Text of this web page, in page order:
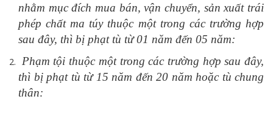
nhằm mục đích mua bán, vận chuyển, sản xuất trái
phép chất ma túy thuộc một trong các trường hợp
sau đây, thì bị phạt tù từ 01 năm đến 05 năm:
Phạm tội thuộc một trong các trường hợp sau đây,
thì bị phạt tù từ 15 năm đến 20 năm hoặc tù chung
thân: